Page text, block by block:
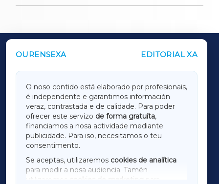
OURENSEXA EDITORIAL XA
O noso contido está elaborado por profesionais,
é independente e garantimos información
veraz, contrastada e de calidade. Para poder
ofrecer este servizo de forma gratuíta,
financiamos a nosa actividade mediante
publicidade. Para iso, necesitamos o teu
consentimento.
Se aceptas, utilizaremos cookies de analítica
para medir a nosa audiencia. Tamén
utilizaremos
cookies de marketing
OUTROS PERIÓDICOS
LUGOXA
TERRACHAXA
AMARIÑAXA